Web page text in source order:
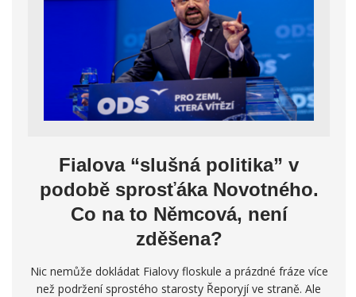
Fialova “slušná politika” v
podobě sprosťáka Novotného.
Co na to Němcová, není
zděšena?
Nic nemůže dokládat Fialovy floskule a prázdné fráze více
než podržení sprostého starosty Řeporyjí ve straně. Ale